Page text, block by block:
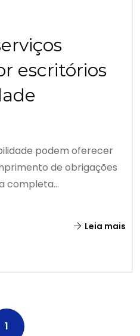
escritórios
podem oferecer
de obrigações
completa...
Leia mais
1